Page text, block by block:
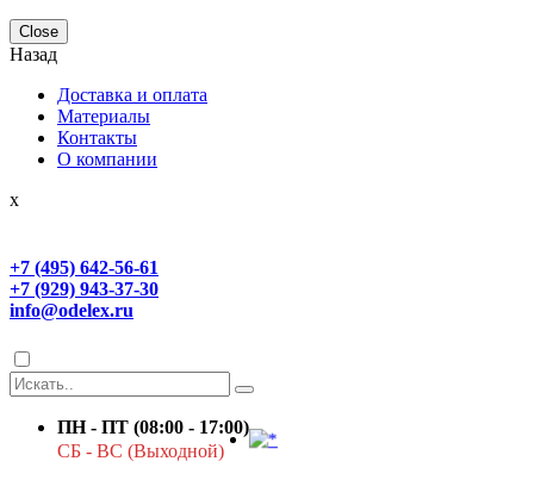
Close
Назад
Доставка и оплата
Материалы
Контакты
О компании
x
+7 (495) 642-56-61
+7 (929) 943-37-30
info@odelex.ru
ПН - ПТ (08:00 - 17:00)
СБ - ВС (Выходной)